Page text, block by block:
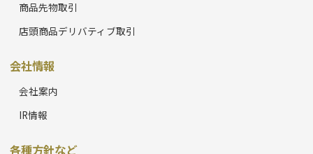
商品先物取引
店頭商品デリバティブ取引
会社情報
会社案内
IR情報
各種方針など